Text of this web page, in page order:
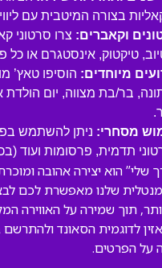
בצורה המיטבית עם
וקאברים: צרו סרטוני
טיקטוק, אינסטגרם או
מיוחדים: הוסיפו טאץ’
בר/בת מצווה, יום הולדת
מסחרי: ניתן להשתמש
תדמית, פרסומות ועוד
שלי” הוא יצירה אהובה
שלנו מאפשרת לכם
תוך שמירה על האווירה
לדוגמית הסאונד
על הפרטים.